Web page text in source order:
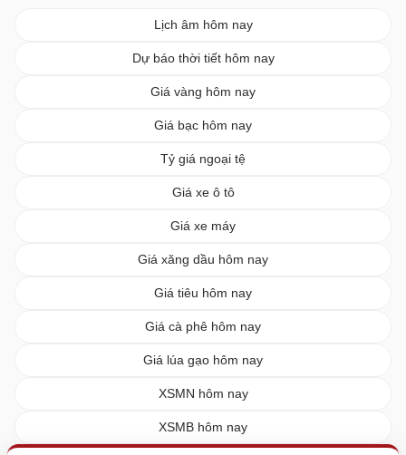
Lịch âm hôm nay
Dự báo thời tiết hôm nay
Giá vàng hôm nay
Giá bạc hôm nay
Tỷ giá ngoại tệ
Giá xe ô tô
Giá xe máy
Giá xăng dầu hôm nay
Giá tiêu hôm nay
Giá cà phê hôm nay
Giá lúa gạo hôm nay
XSMN hôm nay
XSMB hôm nay